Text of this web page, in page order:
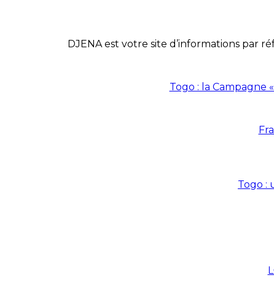
DJENA est votre site d’informations par
Togo : la
Togo :